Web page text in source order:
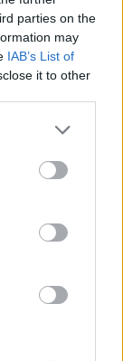
parties on the
may
IAB’s List of
it to other
compartir
contacto